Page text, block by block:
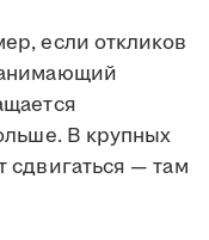
если откликов
В крупных
сдвигаться — там